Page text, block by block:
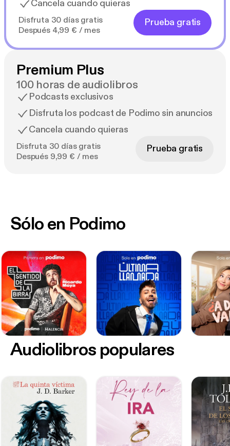
Cancela cuando quieras
Disfruta 30 días gratis
Después 4,99 € / mes
Prueba gratis
Premium Plus
100 horas de audiolibros
Podcasts exclusivos
Disfruta los podcast de Podimo sin anuncios
Cancela cuando quieras
Disfruta 30 días gratis
Después 9,99 € / mes
Prueba gratis
Sólo en Podimo
Audiolibros populares